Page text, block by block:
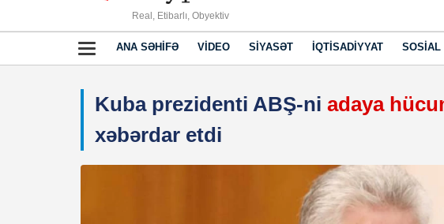
Real, Etibarlı, Obyektiv
ANA SƏHIFƏ VIDEO SIYASƏT İQTISADIYYAT SOSIAL
Kuba prezidenti ABŞ-ni adaya
xəbərdar etdi